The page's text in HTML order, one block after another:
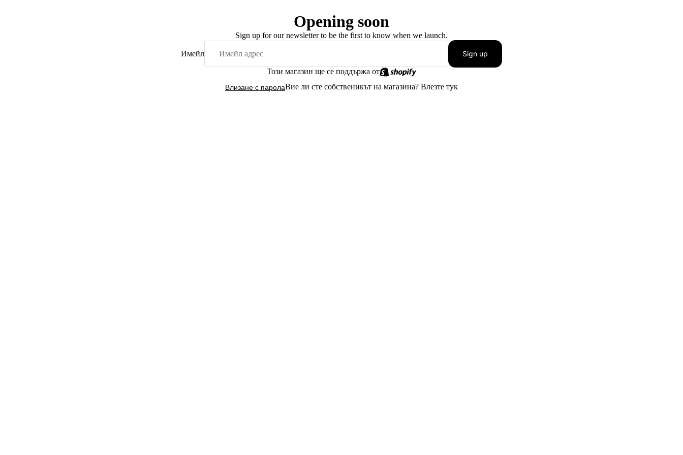
Opening soon
Sign up for our newsletter to be the first to know when we launch.
Имейл Sign up
Този магазин ще се поддържа от
Влизане с паролаВие ли сте собственикът на магазина? Влезте тук